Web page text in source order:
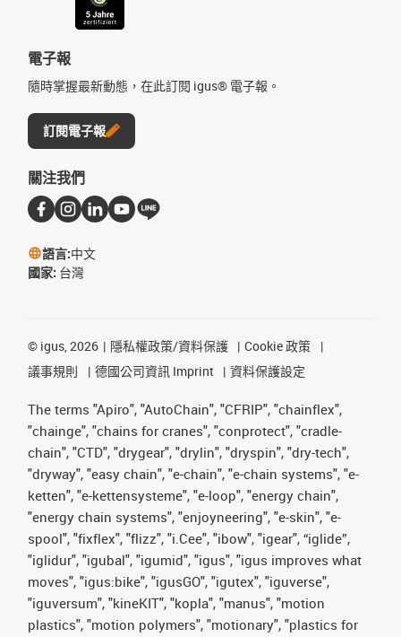
電子報
隨時掌握最新動態，在此訂閱 igus® 電子報。
訂閱電子報
關注我們
語言:中文
國家: 台灣
© igus, 2026 隱私權政策/資料保護
Cookie 政策
議事規則
德國公司資訊 Imprint 資料保護設定
The terms "Apiro", "AutoChain", "CFRIP", "chainflex",
"chainge", "chains for cranes", "conprotect", "cradle-
chain", "CTD", "drygear", "drylin", "dryspin", "dry-tech",
"dryway", "easy chain", "e-chain", "e-chain systems", "e-
ketten", "e-kettensysteme", "e-loop", "energy chain",
"energy chain systems", "enjoyneering", "e-skin", "e-
spool", "fixflex", "flizz", "i.Cee", "ibow", "igear", “iglide”,
"iglidur", "igubal", "igumid", "igus", "igus improves what
moves", "igus:bike", "igusGO", "igutex", "iguverse",
"iguversum", "kineKIT", "kopla", "manus", "motion
plastics", "motion polymers", "motionary", "plastics for